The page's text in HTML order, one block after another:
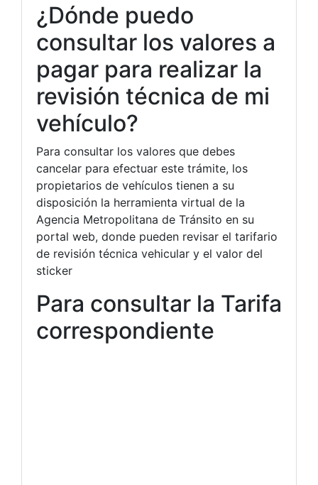
¿Dónde puedo
consultar los valores a
pagar para realizar la
revisión técnica de mi
vehículo?
Para consultar los valores que debes
cancelar para efectuar este trámite, los
propietarios de vehículos tienen a su
disposición la herramienta virtual de la
Agencia Metropolitana de Tránsito en su
portal web, donde pueden revisar el tarifario
de revisión técnica vehicular y el valor del
sticker
Para consultar la Tarifa
correspondiente